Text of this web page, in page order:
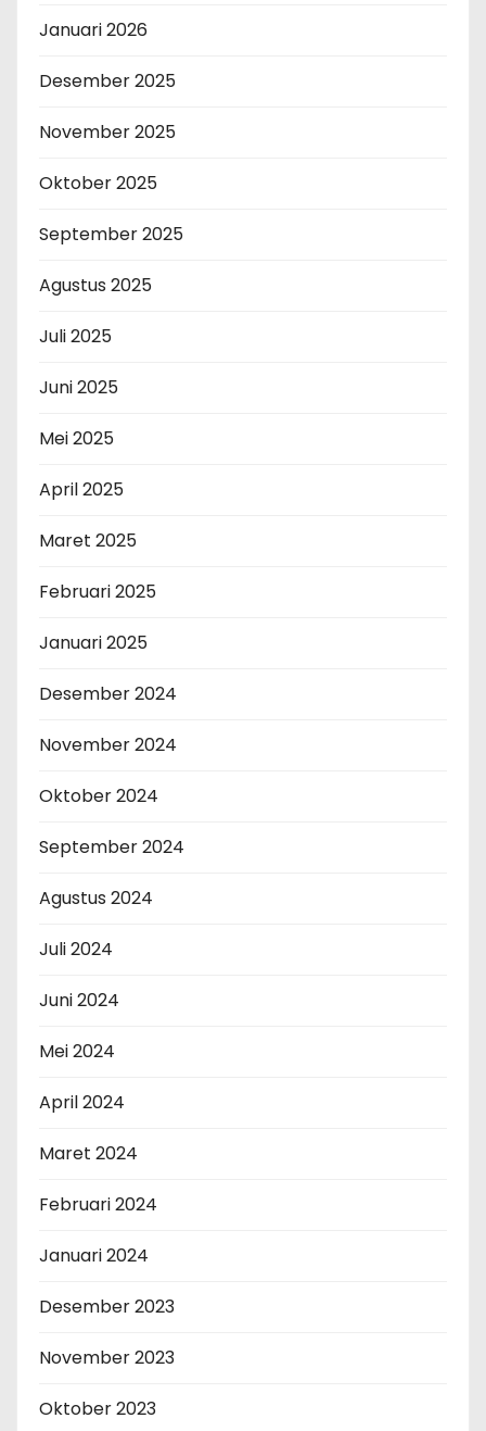
Januari 2026
Desember 2025
November 2025
Oktober 2025
September 2025
Agustus 2025
Juli 2025
Juni 2025
Mei 2025
April 2025
Maret 2025
Februari 2025
Januari 2025
Desember 2024
November 2024
Oktober 2024
September 2024
Agustus 2024
Juli 2024
Juni 2024
Mei 2024
April 2024
Maret 2024
Februari 2024
Januari 2024
Desember 2023
November 2023
Oktober 2023